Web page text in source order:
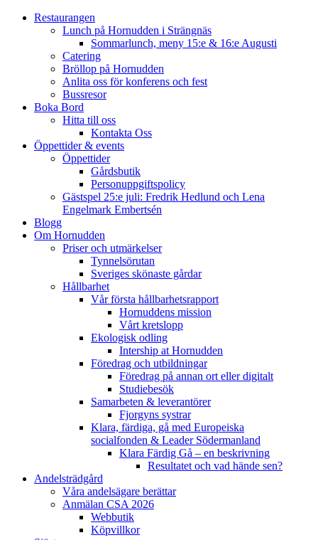
Restaurangen
Lunch på Hornudden i Strängnäs
Sommarlunch, meny 15:e & 16:e Augusti
Catering
Bröllop på Hornudden
Anlita oss för konferens och fest
Bussresor
Boka Bord
Hitta till oss
Kontakta Oss
Öppettider & events
Öppettider
Gårdsbutik
Personuppgiftspolicy
Gästspel 25:e juli: Fredrik Hedlund och Lena
Engelmark Embertsén
Blogg
Om Hornudden
Priser och utmärkelser
Tynnelsörutan
Sveriges skönaste gårdar
Hållbarhet
Vår första hållbarhetsrapport
Hornuddens mission
Vårt kretslopp
Ekologisk odling
Intership at Hornudden
Föredrag och utbildningar
Föredrag på annan ort eller digitalt
Studiebesök
Samarbeten & leverantörer
Fjorgyns systrar
Klara, färdiga, gå med Europeiska
socialfonden & Leader Södermanland
Klara Färdig Gå – en beskrivning
Resultatet och vad hände sen?
Andelsträdgård
Våra andelsägare berättar
Anmälan CSA 2026
Webbutik
Köpvillkor